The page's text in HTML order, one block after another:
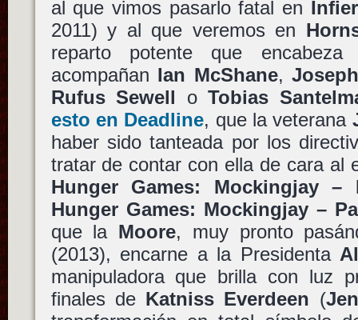
al que vimos pasarlo fatal en
2011) y al que veremos en
reparto potente que
acompañan Ian McShane,
Rufus Sewell oTobias
esto en Deadline, que la veterana
haber sido tanteada por los
tratar de contar con ella de cara al
Hunger Games: Mockingjay –
Hunger Games: Mockingjay –
que la Moore, muy pronto
(2013), encarne a la Presidenta
manipuladora que brilla con luz
finales de Katniss Everdeen (